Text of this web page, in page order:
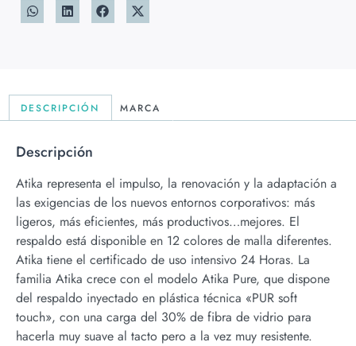
DESCRIPCIÓN MARCA
Descripción
Atika representa el impulso, la renovación y la adaptación a
las exigencias de los nuevos entornos corporativos: más
ligeros, más eficientes, más productivos…mejores. El
respaldo está disponible en 12 colores de malla diferentes.
Atika tiene el certificado de uso intensivo 24 Horas. La
familia Atika crece con el modelo Atika Pure, que dispone
del respaldo inyectado en plástica técnica «PUR soft
touch», con una carga del 30% de fibra de vidrio para
hacerla muy suave al tacto pero a la vez muy resistente.